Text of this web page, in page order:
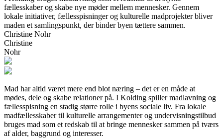
fællesskaber og skabe nye møder mellem mennesker. Gennem
lokale initiativer, fællesspisninger og kulturelle madprojekter bliver
maden et samlingspunkt, der binder byen tættere sammen.
Christine Nohr
Christine
Nohr
Mad har altid været mere end blot næring – det er en måde at
mødes, dele og skabe relationer på. I Kolding spiller madlavning og
fællesspisning en stadig større rolle i byens sociale liv. Fra lokale
madfællesskaber til kulturelle arrangementer og undervisningstilbud
bruges mad som et redskab til at bringe mennesker sammen på tværs
af alder, baggrund og interesser.